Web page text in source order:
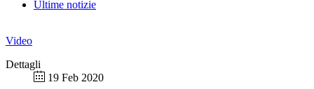
Ultime notizie
Video
Dettagli
19 Feb 2020